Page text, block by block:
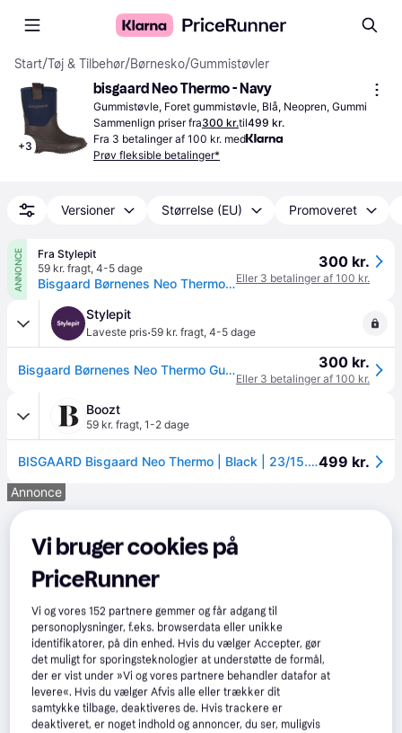
Start/Tøj & Tilbehør/Børnesko/Gummistøvler
+3
bisgaard Neo Thermo - Navy
Gummistøvle, Foret gummistøvle, Blå, Neopren, Gummi
Sammenlign priser fra300 kr.til499 kr.
Fra 3 betalinger af 100 kr. med
Prøv fleksible betalinger*
Versioner Størrelse (EU) Promoveret
ANNONCE
Fra Stylepit
59 kr. fragt, 4-5 dage
Bisgaard Børnenes Neo Thermo Gummistøvler Blå
300 kr.
Eller 3 betalinger af 100 kr.
Stylepit
Laveste pris·59 kr. fragt, 4-5 dage
Bisgaard Børnenes Neo Thermo Gummistøvler Blå 300 kr.
Eller 3 betalinger af 100 kr.
Boozt
59 kr. fragt, 1-2 dage
BISGAARD Bisgaard Neo Thermo | Black | 23/15.4 cm499 kr.
Annonce
Vi bruger cookies på
PriceRunner
Vi og vores152 partnere gemmer og får adgang til
personoplysninger, f.eks. browserdata eller unikke
identifikatorer, på din enhed. Hvis du vælger Accepter, gør
det muligt for sporingsteknologier at understøtte de formål,
der er vist under »Vi og vores partnere behandler datafor at
levere«. Hvis du vælger Afvis alle eller trækker dit
samtykke tilbage, deaktiveres de. Hvis trackere er
deaktiveret, er noget indhold og annoncer, du ser, muligvis